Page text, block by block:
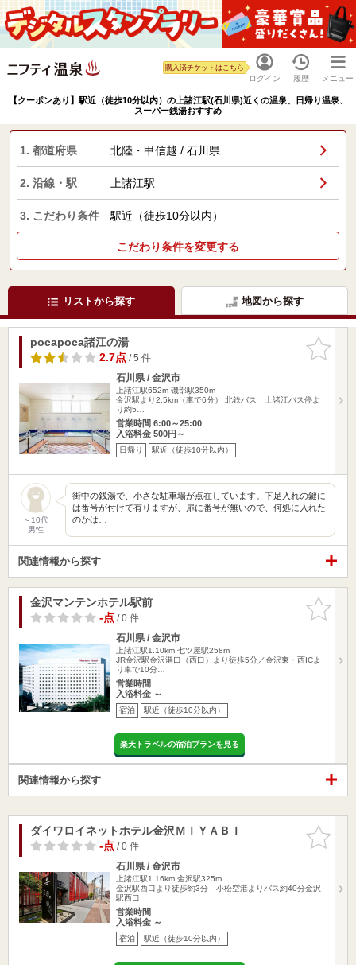
ログイン
購入済チケットはこちら
履歴 メニュー
【クーポンあり】駅近（徒歩10分以内）の上諸江駅(石川県)近くの温泉、日帰り温泉、
スーパー銭湯おすすめ
1. 都道府県 北陸・甲信越 / 石川県
2. 沿線・駅 上諸江駅
3. こだわり条件 駅近（徒歩10分以内）
こだわり条件を変更する
リストから探す 地図から探す
お気に入
りに追加
pocapoca諸江の湯
2.7点/ 5 件
石川県 / 金沢市
上諸江駅652m 磯部駅350m
金沢駅より2.5km（車で6分） 北鉄バス 上諸江バス停よ
り約5…
営業時間 6:00～25:00
入浴料金 500円～
日帰り 駅近（徒歩10分以内）
～10代
男性
街中の銭湯で、小さな駐車場が点在しています。下足入れの鍵に
は番号が付けて有りますが、扉に番号が無いので、何処に入れた
のかは…
関連情報から探す
お気に入
りに追加
金沢マンテンホテル駅前
-点/ 0 件
石川県 / 金沢市
上諸江駅1.10km 七ツ屋駅258m
JR金沢駅金沢港口（西口）より徒歩5分／金沢東・西ICよ
り車で10分…
営業時間
入浴料金 ～
宿泊 駅近（徒歩10分以内）
楽天トラベルの宿泊プランを見る
関連情報から探す
お気に入
りに追加
ダイワロイネットホテル金沢ＭＩＹＡＢＩ
-点/ 0 件
石川県 / 金沢市
上諸江駅1.16km 金沢駅325m
金沢駅西口より徒歩約3分 小松空港よりバス約40分金沢
駅西口
営業時間
入浴料金 ～
宿泊 駅近（徒歩10分以内）